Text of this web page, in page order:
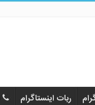
ربات اینستاگرام